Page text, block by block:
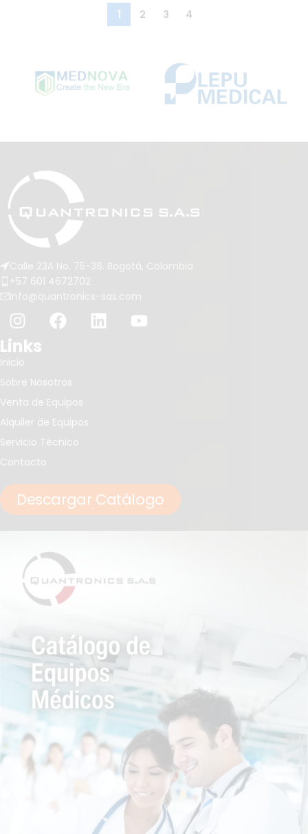
1 2 3 4
Calle 23A No. 75-38. Bogotá, Colombia
+57 601 4672702
info@quantronics-sas.com
Links
Inicio
Sobre Nosotros
Venta de Equipos
Alquiler de Equipos
Servicio Técnico
Contacto
Descargar Catálogo